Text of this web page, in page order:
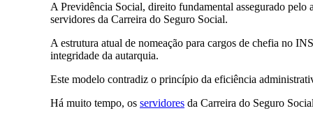
A Previdência Social, direito fundamental assegurado
servidores da Carreira do Seguro Social.
A estrutura atual de nomeação para cargos de chefia no
integridade da autarquia.
Este modelo contradiz o princípio da eficiência
Há muito tempo, os servidores da Carreira do Seguro